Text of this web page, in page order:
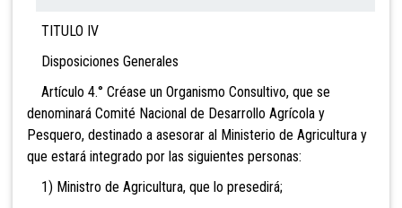
TITULO IV
Disposiciones Generales
Artículo 4.° Créase un Organismo Consultivo, que se
denominará Comité Nacional de Desarrollo Agrícola y
Pesquero, destinado a asesorar al Ministerio de Agricultura y
que estará integrado por las siguientes personas:
1) Ministro de Agricultura, que lo presedirá;